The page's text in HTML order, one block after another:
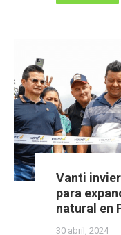
Vanti
para
natural en
30 abril, 2024